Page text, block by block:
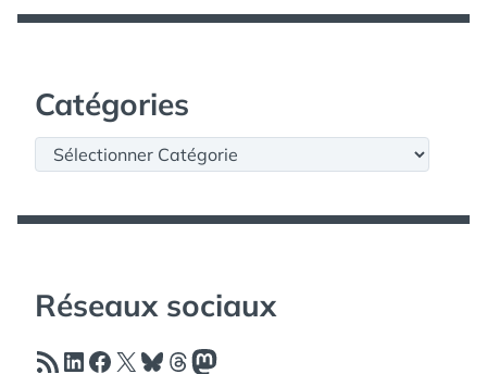
Catégories
Catégories
Réseaux sociaux
Flux RSSLinkedIn
Facebook
X Bluesky
Threads
Mastodon